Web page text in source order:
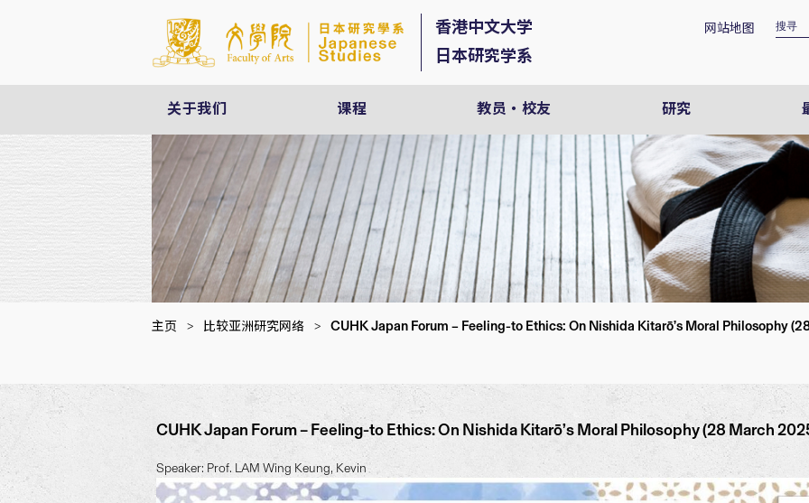
网站地图
香港中文大学
日本研究学系
关于我们 课程 教员・校友 研究
主页 > 比较亚洲研究网络 > CUHK Japan Forum – Feeling-to Ethics: On Nishida Kitarō’s Moral Philosophy
CUHK Japan Forum – Feeling-to Ethics: On Nishida Kitarō’s Moral Philosophy (28 March
Speaker: Prof. LAM Wing Keung, Kevin